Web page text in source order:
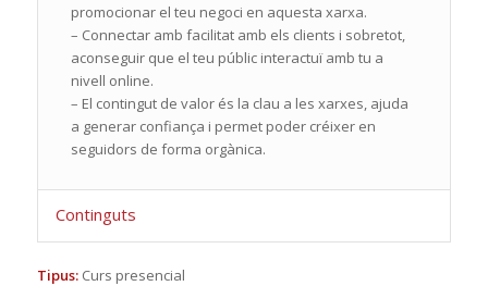
promocionar el teu negoci en aquesta xarxa.
– Connectar amb facilitat amb els clients i sobretot,
aconseguir que el teu públic interactuï amb tu a
nivell online.
– El contingut de valor és la clau a les xarxes, ajuda
a generar confiança i permet poder créixer en
seguidors de forma orgànica.
Continguts
Tipus: Curs presencial